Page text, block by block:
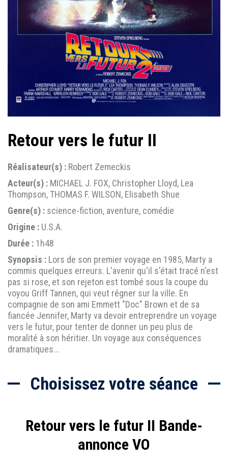
Retour vers le futur II
Réalisateur(s) : Robert Zemeckis
Acteur(s) : MICHAEL J. FOX, Christopher Lloyd, Lea
Thompson, THOMAS F. WILSON, Elisabeth Shue
Genre(s) : science-fiction, aventure, comédie
Origine : U.S.A.
Durée : 1h48
Synopsis : Lors de son premier voyage en 1985, Marty a
commis quelques erreurs. L'avenir qu'il s'était tracé n'est
pas si rose, et son rejeton est tombé sous la coupe du
voyou Griff Tannen, qui veut régner sur la ville. En
compagnie de son ami Emmett "Doc" Brown et de sa
fiancée Jennifer, Marty va devoir entreprendre un voyage
vers le futur, pour tenter de donner un peu plus de
moralité à son héritier. Un voyage aux conséquences
dramatiques...
Choisissez votre séance
Retour vers le futur II Bande-
annonce VO